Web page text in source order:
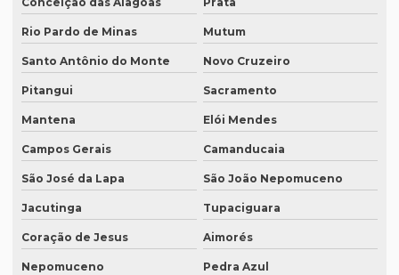
Empresas de transcrição de áudio para -texto
Equipamento para tradução simultanea
Equipamento de tradução simultânea portátil
Equipamento tradução simultanea preço
Equipamentos para interpretação simultânea
Equipamentos necessários para tradução simultânea
Equipamentos de tradução simultânea sp
Interpretação simultânea
Rio Pardo de Minas Mutum
Santo Antônio do Monte Novo Cruzeiro
Pitangui Sacramento
Mantena Elói Mendes
Campos Gerais Camanducaia
São José da Lapa São João Nepomuceno
Jacutinga Tupaciguara
Coração de Jesus Aimorés
Nepomuceno Pedra Azul